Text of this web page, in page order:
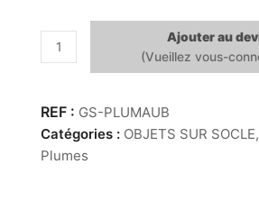
quantité
de
d’autruche
blanche
Ajouter au
GS-PLUMAUB
Catégories : OBJETS SUR SOCLE,
Plumes